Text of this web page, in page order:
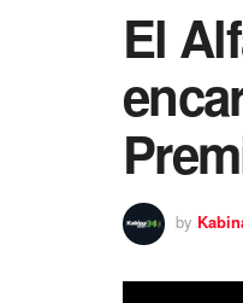
El
by